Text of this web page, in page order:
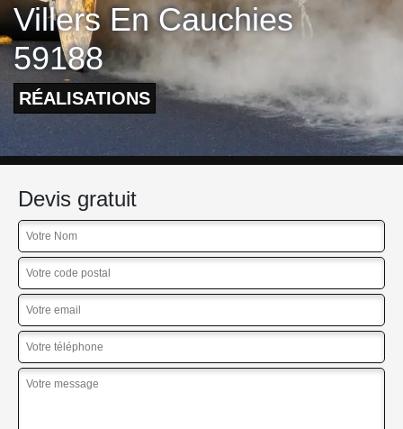
Villers En Cauchies
59188
RÉALISATIONS
Devis gratuit